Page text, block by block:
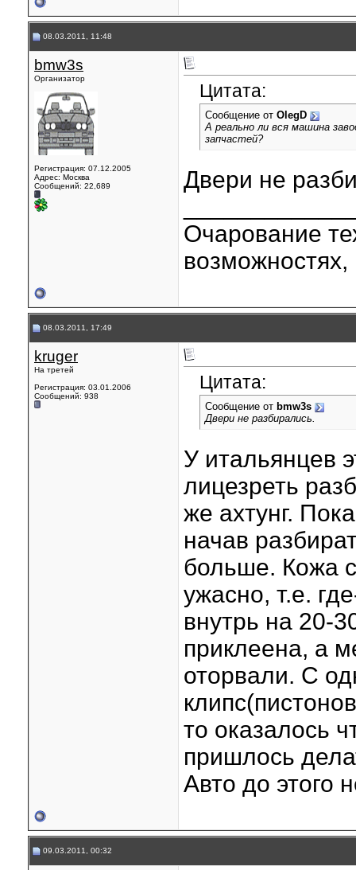
08.03.2011, 11:48
bmw3s
Организатор
Регистрация: 07.12.2005
Адрес: Москва
Сообщений: 22,689
Цитата:
Сообщение от OlegD
А реально ли вся машина
запчастей?
Двери не
Очарование
возможностях,
08.03.2011, 17:49
kruger
На третей
Регистрация: 03.01.2006
Сообщений: 938
Цитата:
Сообщение от bmw3s
Двери не разбирались.
У итальянцев
лицезреть
же ахтунг.
начав
больше. Кожа
ужасно, т.е.
внутрь на 20-
приклеена, а
оторвали. С
то оказалось
пришлось
Авто до этого
09.03.2011, 00:32